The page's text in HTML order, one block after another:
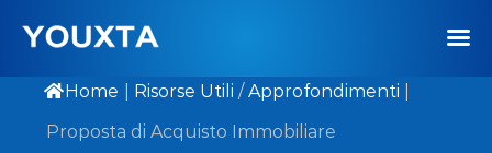
Home Risorse Utili / Approfondimenti
Proposta di Acquisto Immobiliare